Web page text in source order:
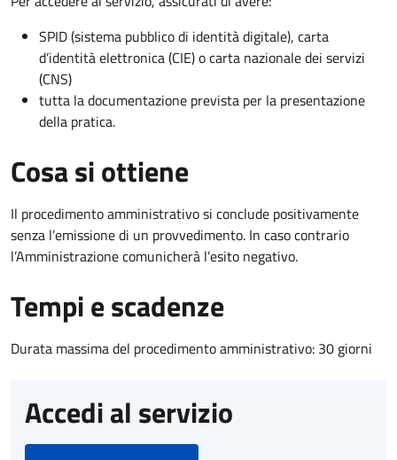
SPID (sistema pubblico di identità digitale), carta
d’identità elettronica (CIE) o carta nazionale dei servizi
(CNS)
tutta la documentazione prevista per la presentazione
della pratica.
Cosa si ottiene
Il procedimento amministrativo si conclude positivamente
senza l’emissione di un provvedimento. In caso contrario
l’Amministrazione comunicherà l’esito negativo.
Tempi e scadenze
Durata massima del procedimento amministrativo: 30 giorni
Accedi al servizio